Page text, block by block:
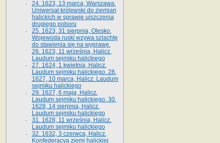
24. 1623, 13 marca, Warszawa.
Uniwersał królewski do ziemian
halickich w sprawie uiszczenia
drugiego poboru
25. 1623, 31 sierpnia, Olesko.
Wojewoda ruski wzywa szlachtę
do stawienia się na wyprawę.
26. 1623, 11 września, Halicz.
Laudum sejmiku halickiego
27. 1624, 1 kwietnia, Halicz.
Laudum sejmiku halickiego. 28.
1627, 10 marca, Halicz. Laudum
sejmiku halickiego
29. 1627, 6 maja, Halicz.
Laudum sejmiku halickiego. 30.
1628, 14 sierpnia, Halicz.
Laudum sejmiku halickiego
31. 1628, 11 września, Halicz.
Laudum sejmiku halickiego
32. 1632, 3 czerwca, Halicz.
Konfederacya ziemi halickiej